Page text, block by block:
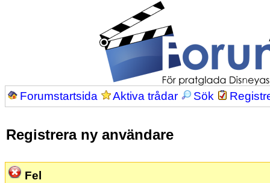
Forumstartsida Aktiva trådar Sök
Registrera ny användare
Fel